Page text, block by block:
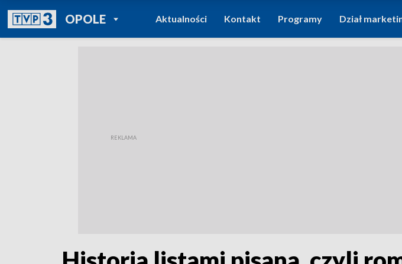
OPOLEPOWRÓT DO
TVP REGIONY
Aktualności Kontakt Programy Dział